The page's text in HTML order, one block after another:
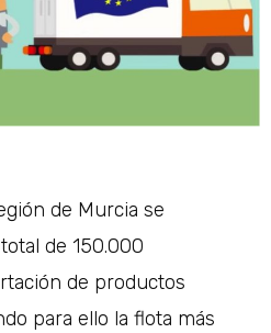
de Murcia se
de 150.000
de productos
para ello la flota más